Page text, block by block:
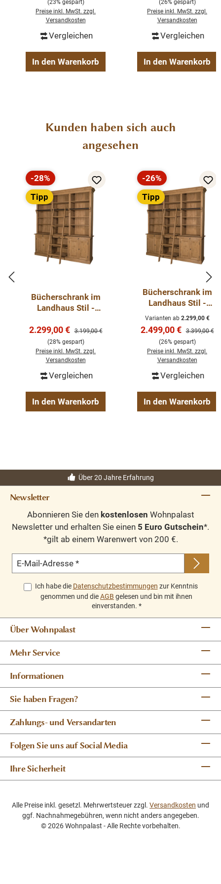
Massivholz Möbel
Verstellbare Regalböden im oberen Bereich
montiert - mehrteilig
Landhausstil
(23% gespart)
Preise inkl. MwSt. zzgl.
Versandkosten
Vergleichen
In den Warenkorb
(26% gespart)
Preise inkl. MwSt. zzgl.
Versandkosten
Vergleichen
In den Warenkorb
Produktgalerie überspringen
Kunden haben sich auch
angesehen
Rabatt
-28%
Tipp
Bücherschrank im
Landhaus Stil -
gewachst
verschiedene Farben
Verkaufspreis:
2.299,00 € Regulärer Preis:
3.199,00 €
(28% gespart)
Preise inkl. MwSt. zzgl.
Versandkosten
Vergleichen
In den Warenkorb
Rabatt
-26%
Tipp
Bücherschrank im
Landhaus Stil -
Massivholz Regal
gewachst
verschiedene Farben
Varianten ab2.299,00 €
Verkaufspreis:
2.499,00 € Regulärer
3.399,00 €
(26% gespart)
Preise inkl. MwSt. zzgl.
Versandkosten
Vergleichen
In den Warenkorb
Über 20 Jahre Erfahrung
Newsletter
Abonnieren Sie den kostenlosen Wohnpalast
Newsletter und erhalten Sie einen 5 Euro Gutschein*.
*gilt ab einem Warenwert von 200 €.
E-Mail-Adresse *
Ich habe die Datenschutzbestimmungen zur Kenntnis
genommen und dieAGB gelesen und bin mit ihnen
einverstanden. *
Über Wohnpalast
Mehr Service
Informationen
Sie haben Fragen?
Zahlungs- und Versandarten
Folgen Sie uns auf Social Media
Ihre Sicherheit
Alle Preise inkl. gesetzl. Mehrwertsteuer zzgl. Versandkosten und
ggf. Nachnahmegebühren, wenn nicht anders angegeben.
© 2026 Wohnpalast - Alle Rechte vorbehalten.